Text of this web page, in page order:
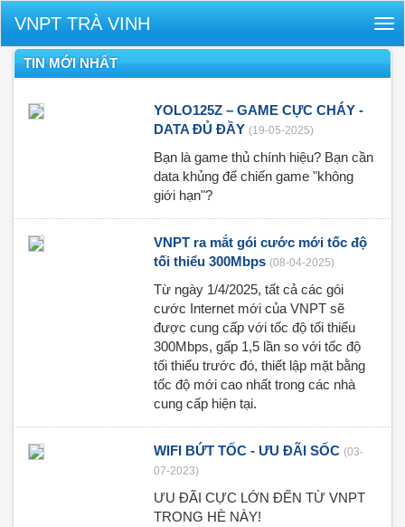
VNPT TRÀ VINH
TIN MỚI NHẤT
YOLO125Z – GAME CỰC CHÁY -
DATA ĐỦ ĐẦY (19-05-2025)
Bạn là game thủ chính hiệu? Bạn cần
data khủng để chiến game "không
giới hạn"?
VNPT ra mắt gói cước mới tốc độ
tối thiểu 300Mbps (08-04-2025)
Từ ngày 1/4/2025, tất cả các gói
cước Internet mới của VNPT sẽ
được cung cấp với tốc độ tối thiểu
300Mbps, gấp 1,5 lần so với tốc độ
tối thiểu trước đó, thiết lập mặt bằng
tốc độ mới cao nhất trong các nhà
cung cấp hiện tại.
WIFI BỨT TỐC - ƯU ĐÃI SỐC (03-
07-2023)
ƯU ĐÃI CỰC LỚN ĐẾN TỪ VNPT
TRONG HÈ NÀY!